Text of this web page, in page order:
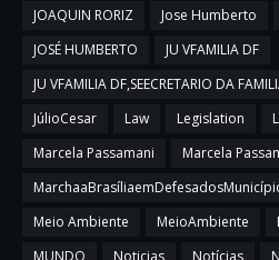
JOAQUIN RORIZ
Jose Humberto
JOSÉ HUMBERTO
JU VFAMILIA DF
JU VFAMILIA DF,SEECRETARIO DA
JúlioCesar
Law Legislation
Marcela Passamani
Marcela
Meio Ambiente
MeioAmbiente